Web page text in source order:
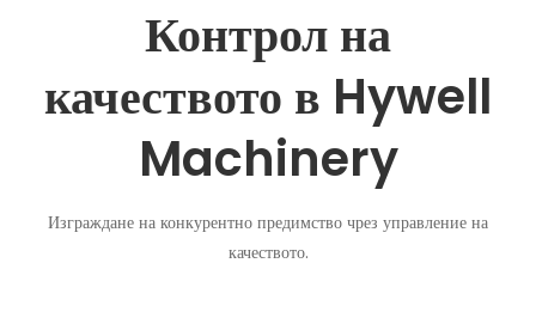
Контрол на
качеството в Hywell
Machinery
Изграждане на конкурентно предимство чрез управление на
качеството.